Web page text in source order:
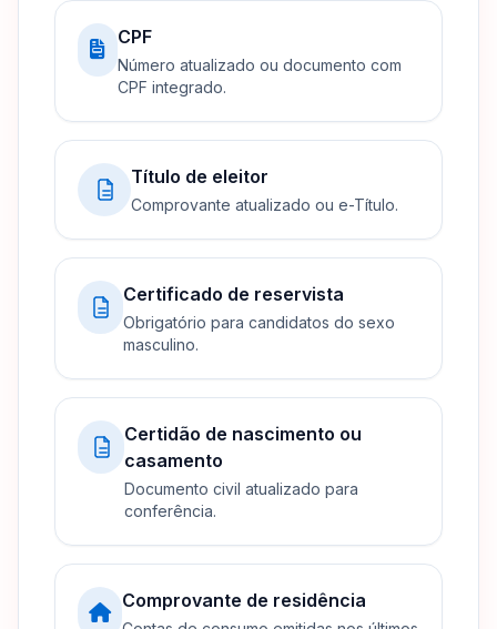
CPF
Número atualizado ou documento com
CPF integrado.
Título de eleitor
Comprovante atualizado ou e-Título.
Certificado de reservista
Obrigatório para candidatos do sexo
masculino.
Certidão de nascimento ou
casamento
Documento civil atualizado para
conferência.
Comprovante de residência